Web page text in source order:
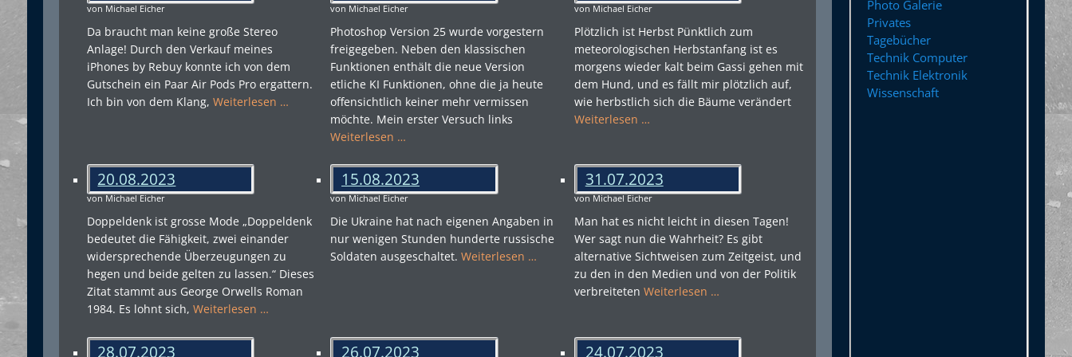
von Michael Eicher
Da braucht man keine große Stereo
Anlage! Durch den Verkauf meines
iPhones by Rebuy konnte ich von dem
Gutschein ein Paar Air Pods Pro ergattern.
Ich bin von dem Klang, Weiterlesen …
von Michael Eicher
Photoshop Version 25 wurde vorgestern
freigegeben. Neben den klassischen
Funktionen enthält die neue Version
etliche KI Funktionen, ohne die ja heute
offensichtlich keiner mehr vermissen
möchte. Mein erster Versuch links
Weiterlesen …
von Michael Eicher
Plötzlich ist Herbst Pünktlich zum
meteorologischen Herbstanfang ist es
morgens wieder kalt beim Gassi gehen mit
dem Hund, und es fällt mir plötzlich auf,
wie herbstlich sich die Bäume verändert
Weiterlesen …
20.08.2023
von Michael Eicher
Doppeldenk ist grosse Mode „Doppeldenk
bedeutet die Fähigkeit, zwei einander
widersprechende Überzeugungen zu
hegen und beide gelten zu lassen.“ Dieses
Zitat stammt aus George Orwells Roman
1984. Es lohnt sich, Weiterlesen …
15.08.2023
von Michael Eicher
Die Ukraine hat nach eigenen Angaben in
nur wenigen Stunden hunderte russische
Soldaten ausgeschaltet.Weiterlesen …
31.07.2023
von Michael Eicher
Man hat es nicht leicht in diesen Tagen!
Wer sagt nun die Wahrheit? Es gibt
alternative Sichtweisen zum Zeitgeist, und
zu den in den Medien und von der Politik
verbreiteten Weiterlesen …
28.07.2023 26.07.2023 24.07.2023
Photo Galerie
Privates
Tagebücher
Technik Computer
Technik Elektronik
Wissenschaft